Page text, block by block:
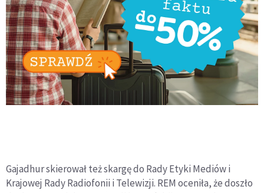
Gajadhur skierował też skargę do Rady Etyki Mediów i
Krajowej Rady Radiofonii i Telewizji. REM oceniła, że doszło